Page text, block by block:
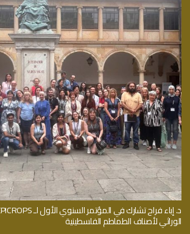
الوراثي لأصناف الطماطم الفلسطينية